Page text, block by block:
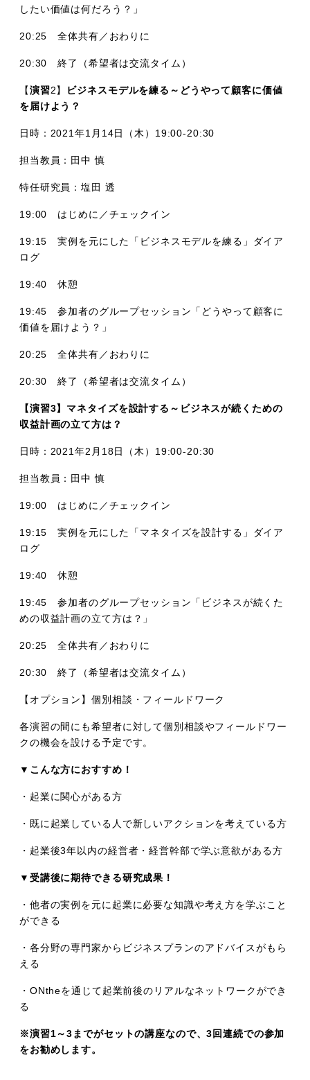
したい価値は何だろう？」
20:25 全体共有／おわりに
20:30 終了（希望者は交流タイム）
【演習2】
ビジネスモデルを練る～どうやって顧客に価値
を届けよう？
日時：2021年1月14日（木）19:00-20:30
担当教員：田中 慎
特任研究員：塩田 透
19:00 はじめに／チェックイン
19:15 実例を元にした「ビジネスモデルを練る」ダイア
ログ
19:40 休憩
19:45 参加者のグループセッション「どうやって顧客に
価値を届けよう？」
20:25 全体共有／おわりに
20:30 終了（希望者は交流タイム）
【演習3】マネタイズを設計する～ビジネスが続くための
収益計画の立て方は？
日時：2021年2月18日（木）19:00-20:30
担当教員：田中 慎
19:00 はじめに／チェックイン
19:15 実例を元にした「マネタイズを設計する」ダイア
ログ
19:40 休憩
19:45 参加者のグループセッション「ビジネスが続くた
めの収益計画の立て方は？」
20:25 全体共有／おわりに
20:30 終了（希望者は交流タイム）
【オプション】個別相談・フィールドワーク
各演習の間にも希望者に対して個別相談やフィールドワー
クの機会を設ける予定です。
▼こんな方におすすめ！
・起業に関心がある方
・既に起業している人で新しいアクションを考えている方
・起業後3年以内の経営者・経営幹部で学ぶ意欲がある方
▼ 受講後に期待できる研究成果！
・他者の実例を元に起業に必要な知識や考え方を学ぶこと
ができる
・各分野の専門家からビジネスプランのアドバイスがもら
える
・ONtheを通じて起業前後のリアルなネットワークができ
る
※演習1～3までがセットの講座なので、3回連続での参加
をお勧めします。